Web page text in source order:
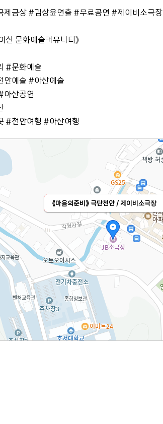
금상 #김상윤연출 #무료공연 #제이비소극장
산 문화예술커뮤니티》
#문화예술
안예술 #아산예술
아산공연
#천안여행 #아산여행
⟪마음의준비⟫ 극단천안 / 제이비소극장